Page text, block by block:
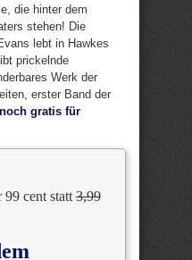
die hinter dem
stehen! Die
lebt in Hawkes
prickelnde
Werk der
erster Band der
noch gratis für
99 cent statt3,99